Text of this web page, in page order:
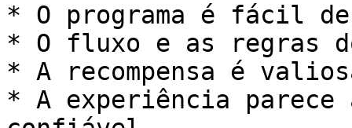
* O programa é fácil
* O fluxo e as regras
* A recompensa é
* A experiência parece